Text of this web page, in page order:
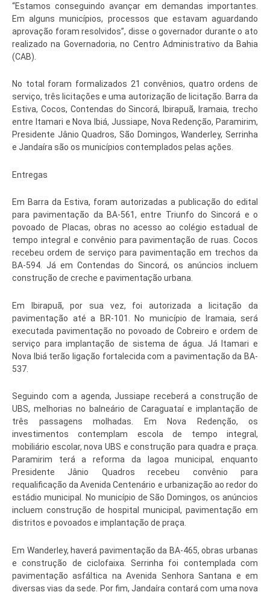
“Estamos conseguindo avançar em demandas importantes.
Em alguns municípios, processos que estavam aguardando
aprovação foram resolvidos”, disse o governador durante o ato
realizado na Governadoria, no Centro Administrativo da Bahia
(CAB).
No total foram formalizados 21 convênios, quatro ordens de
serviço, três licitações e uma autorização de licitação. Barra da
Estiva, Cocos, Contendas do Sincorá, Ibirapuã, Iramaia, trecho
entre Itamari e Nova Ibiá, Jussiape, Nova Redenção, Paramirim,
Presidente Jânio Quadros, São Domingos, Wanderley, Serrinha
e Jandaíra são os municípios contemplados pelas ações.
Entregas
Em Barra da Estiva, foram autorizadas a publicação do edital
para pavimentação da BA-561, entre Triunfo do Sincorá e o
povoado de Placas, obras no acesso ao colégio estadual de
tempo integral e convênio para pavimentação de ruas. Cocos
recebeu ordem de serviço para pavimentação em trechos da
BA-594. Já em Contendas do Sincorá, os anúncios incluem
construção de creche e pavimentação urbana.
Em Ibirapuã, por sua vez, foi autorizada a licitação da
pavimentação até a BR-101. No município de Iramaia, será
executada pavimentação no povoado de Cobreiro e ordem de
serviço para implantação de sistema de água. Já Itamari e
Nova Ibiá terão ligação fortalecida com a pavimentação da BA-
537.
Seguindo com a agenda, Jussiape receberá a construção de
UBS, melhorias no balneário de Caraguataí e implantação de
três passagens molhadas. Em Nova Redenção, os
investimentos contemplam escola de tempo integral,
mobiliário escolar, nova UBS e construção para quadra e praça.
Paramirim terá a reforma da lagoa municipal, enquanto
Presidente Jânio Quadros recebeu convênio para
requalificação da Avenida Centenário e urbanização ao redor do
estádio municipal. No município de São Domingos, os anúncios
incluem construção de hospital municipal, pavimentação em
distritos e povoados e implantação de praça.
Em Wanderley, haverá pavimentação da BA-465, obras urbanas
e construção de ciclofaixa. Serrinha foi contemplada com
pavimentação asfáltica na Avenida Senhora Santana e em
diversas vias da sede. Por fim, Jandaíra contará com uma nova